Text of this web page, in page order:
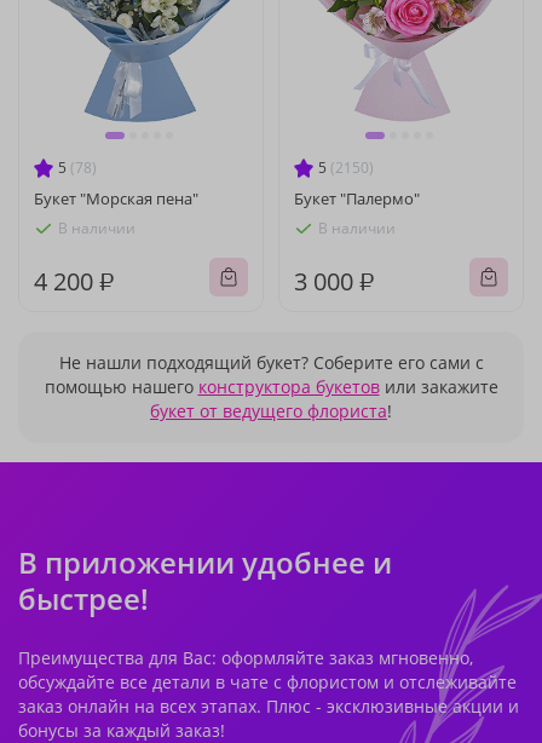
5 (78)
Букет "Морская пена"
В наличии
4 200 ₽
5 (2150)
Букет "Палермо"
В наличии
3 000 ₽
Не нашли подходящий букет? Соберите его сами с
помощью нашего конструктора букетовили закажите
букет от ведущего флориста!
В приложении удобнее и
быстрее!
Преимущества для Вас: оформляйте заказ мгновенно,
обсуждайте все детали в чате с флористом и отслеживайте
заказ онлайн на всех этапах. Плюс - эксклюзивные акции и
бонусы за каждый заказ!